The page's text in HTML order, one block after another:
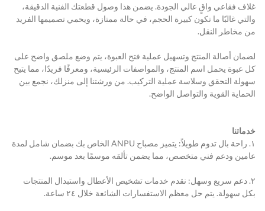
غلاف فقاعي واقٍ عالي الجودة. يضمن هذا وصول قطعتك الفنية الدقيقة،
والتي غالبًا ما تكون كبيرة الحجم، في حالة ممتازة، ويحمي تصميمها الفريد
من مخاطر النقل.
لضمان أصالة المنتج وتسهيل عملية فتح العبوة، يتم وضع ملصق واضح على
كل عبوة يحمل اسم المنتج، والمواصفات الرئيسية، ومعرفًا فريدًا، مما يتيح
سهولة التحقق وسلاسة عملية التركيب. من ورشتنا إلى منزلك، نجمع بين
الحماية القوية والتواصل الواضح.
خدماتنا
١. راحة بال تدوم طويلاً: يتميز مصباح ANPU الخاص بك بضمان شامل لمدة
عامين ودعم فني متخصص، مما يضمن تألقه موسمًا بعد موسم.
٢. دعم سريع وسهل: نقدم خدمات تشخيص الأعطال واستبدال المنتجات
بكل سهولة. يتم حل معظم الاستفسارات الشائعة خلال ٢٤ ساعة.